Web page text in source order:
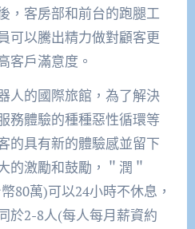
，客房部和前台的跑腿工
可以騰出精力做對顧客更
客戶滿意度。
人的國際旅館，為了解決
務體驗的種種惡性循環等
的具有新的體驗感並留下
的激勵和鼓勵，＂潤＂
80萬)可以24小時不休息，
於2-8人(每人每月薪資約